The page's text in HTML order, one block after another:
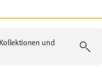
und